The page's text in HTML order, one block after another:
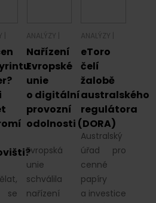
se
ANALÝZY
Nařízení
Evropské
unie
o digitální
provozní
odolnosti (DORA)
Evropská
unie
schválila
nařízení
ANALÝZY
eToro
čelí
žalobě
australského
regulátora
Australský
úřad pro
cenné
papíry
a investice